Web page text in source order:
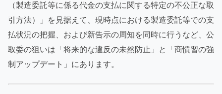
（製造委託等に係る代金の支払に関する特定の不公正な取
引方法）」を見据えて、現時点における製造委託等での支
払状況の把握、および新告示の周知を同時に行うなど、公
取委の狙いは「将来的な違反の未然防止」と「商慣習の強
制アップデート」にあります。